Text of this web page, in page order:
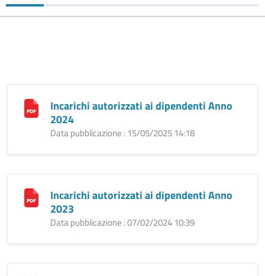
Incarichi autorizzati ai dipendenti Anno
2024
Data pubblicazione : 15/05/2025 14:18
Incarichi autorizzati ai dipendenti Anno
2023
Data pubblicazione : 07/02/2024 10:39